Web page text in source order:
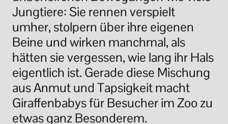
Jungtiere: Sie rennen verspielt
umher, stolpern über ihre eigenen
Beine und wirken manchmal, als
hätten sie vergessen, wie lang ihr Hals
eigentlich ist. Gerade diese Mischung
aus Anmut und Tapsigkeit macht
Giraffenbabys für Besucher im Zoo zu
etwas ganz Besonderem.